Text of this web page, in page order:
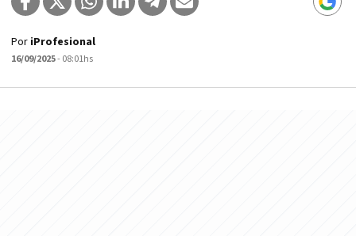
Por iProfesional
16/09/2025- 08:01hs